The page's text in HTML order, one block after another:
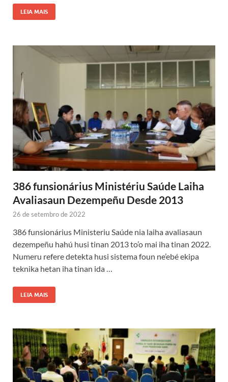
LEIA MAIS
386 funsionárius Ministériu Saúde Laiha
Avaliasaun Dezempeñu Desde 2013
26 de setembro de 2022
386 funsionárius Ministeriu Saúde nia laiha avaliasaun
dezempeñu hahú husi tinan 2013 to’o mai iha tinan 2022.
Numeru refere detekta husi sistema foun ne’ebé ekipa
teknika hetan iha tinan ida …
LEIA MAIS